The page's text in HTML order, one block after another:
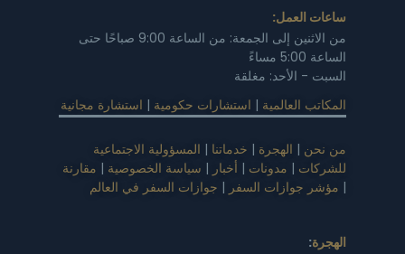
ساعات العمل:
من الاثنين إلى الجمعة: من الساعة 9:00 صباحًا حتى
الساعة 5:00 مساءً
السبت - الأحد: مغلقة
المكاتب العالمية | استشارات حكومية | استشارة مجانية
من نحن | الهجرة | خدماتنا | المسؤولية الاجتماعية
للشركات | مدونات | أخبار | سياسة الخصوصية | مقارنة
| مؤشر جوازات السفر | جوازات السفر في العالم
الهجرة: